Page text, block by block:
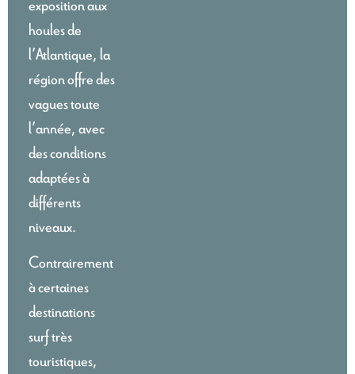
exposition aux
houles de
l’Atlantique, la
région offre des
vagues toute
l’année, avec
des conditions
adaptées à
différents
niveaux.
Contrairement
à certaines
destinations
surf très
touristiques,